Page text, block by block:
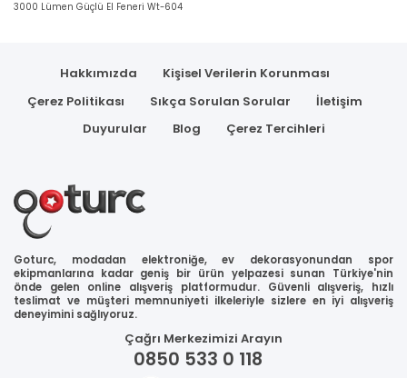
3000 Lümen Güçlü El Feneri Wt-604
Hakkımızda
Kişisel Verilerin Korunması
Çerez Politikası
Sıkça Sorulan Sorular
İletişim
Duyurular
Blog Çerez Tercihleri
Goturc, modadan elektroniğe, ev dekorasyonundan spor
ekipmanlarına kadar geniş bir ürün yelpazesi sunan Türkiye'nin
önde gelen online alışveriş platformudur. Güvenli alışveriş, hızlı
teslimat ve müşteri memnuniyeti ilkeleriyle sizlere en iyi alışveriş
deneyimini sağlıyoruz.
Çağrı Merkezimizi Arayın
0850 533 0 118